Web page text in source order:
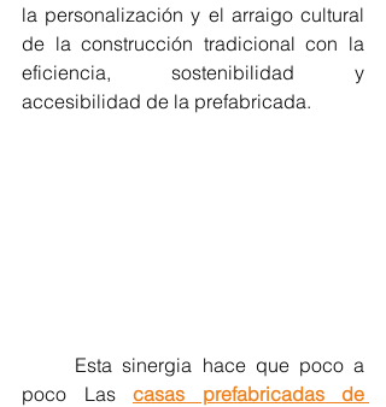
la personalización y el arraigo cultural
de la construcción tradicional con la
eficiencia, sostenibilidad y
accesibilidad de la prefabricada.
poco Las casas prefabricadas de